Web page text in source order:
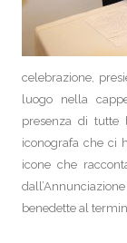
celebrazione,
luogo nella
presenza di tutte
iconografa che ci
icone che
benedette al